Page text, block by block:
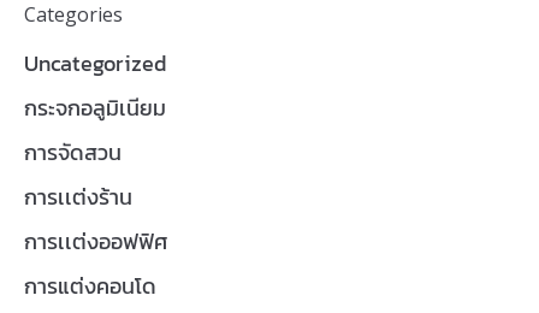
Categories
Uncategorized
กระจกอลูมิเนียม
การจัดสวน
การเเต่งร้าน
การเเต่งออฟฟิศ
การแต่งคอนโด